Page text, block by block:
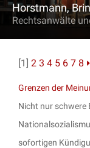
Horstmann,
Rechtsanwälte
[1] 2 3 4 5 6 7 8
Grenzen der
Nicht nur schwere
sofortigen